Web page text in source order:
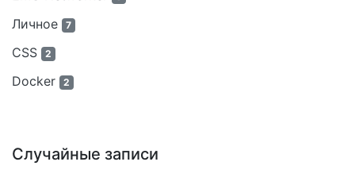
Личное 7
CSS 2
Docker 2
Случайные записи